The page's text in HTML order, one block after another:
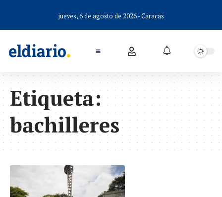
jueves, 6 de agosto de 2026 - Caracas
Etiqueta:
bachilleres